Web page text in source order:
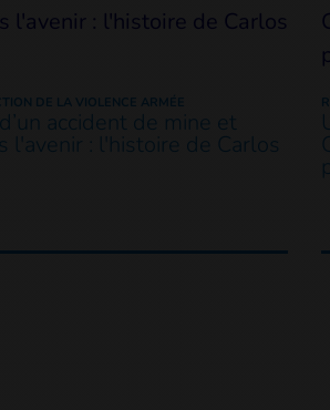
DE LA VIOLENCE ARMÉE
accident de mine et
l'avenir : l'histoire de Carlos